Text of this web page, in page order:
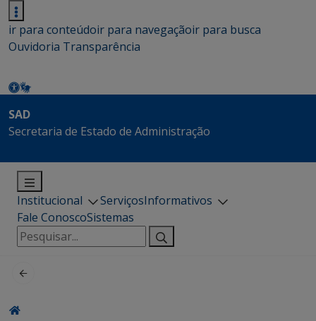
ir para conteúdoir para navegaçãoir para busca
Ouvidoria Transparência
SAD
Secretaria de Estado de Administração
Institucional ServiçosInformativos
Fale ConoscoSistemas
Pesquisar
por: